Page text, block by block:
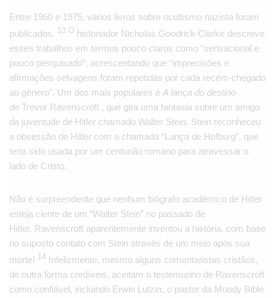
Entre 1960 e 1975, vários livros sobre ocultismo nazista foram
publicados. 13 O historiador Nicholas Goodrick-Clarke descreve
esses trabalhos em termos pouco claros como “sensacional e
pouco pesquisado”, acrescentando que “imprecisões e
afirmações selvagens foram repetidas por cada recém-chegado
ao gênero”. Um dos mais populares é A lança do destino
de Trevor Ravenscroft , que gira uma fantasia sobre um amigo
da juventude de Hitler chamado Walter Stein. Stein reconheceu
a obsessão de Hitler com a chamada “Lança de Hofburg”, que
teria sido usada por um centurião romano para atravessar o
lado de Cristo.
Não é surpreendente que nenhum biógrafo acadêmico de Hitler
esteja ciente de um “Walter Stein” no passado de
Hitler. Ravenscroft aparentemente inventou a história, com base
no suposto contato com Stein através de um meio após sua
morte! 14 Infelizmente, mesmo alguns comentaristas cristãos,
de outra forma credíveis, aceitam o testemunho de Ravenscroft
como confiável, incluindo Erwin Lutzer, o pastor da Moody Bible